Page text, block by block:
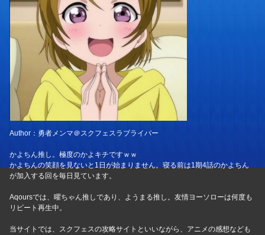
Author：勇者メンマ＠スクフェスラブライバー
かよちん推し。極度のかよキチですｗｗ
かよちんの笑顔を見ないと1日が始まりません。寝る前は1期4話のかよちん
が加入する回を毎日見ています。
Aqoursでは、曜ちゃん推しであり、ようまる推し。友情ヨーソローは何度も
リピート再生中。
当サイトでは、スクフェスの攻略サイトといいながら、アニメの感想なども